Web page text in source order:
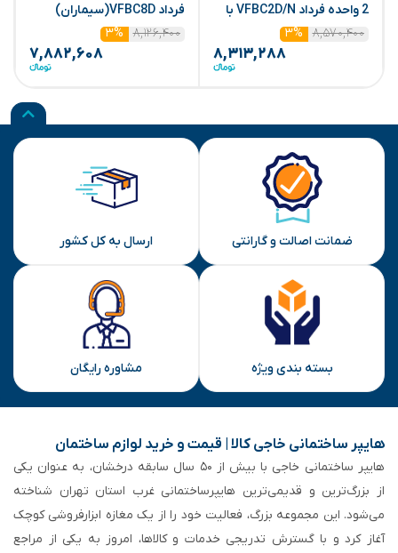
2 واحده فرداد VFBC2D/N با
ماژول(سیماران)
۸,۵۷۰,۴۰۰ ۳%
۸,۳۱۳,۲۸۸
فرداد VFBC8D(سیماران)
۸,۱۲۶,۴۰۰
۳%
۷,۸۸۲,۶۰۸
ضمانت اصالت و گارانتی ارسال به کل کشور
بسته بندی ویژه مشاوره رایگان
هایپر ساختمانی خاجی‌ کالا | قیمت و خرید لوازم ساختمان
هایپر ساختمانی خاجی‌ با بیش از ۵۰ سال سابقه‌ درخشان، به عنوان یکی
از بزرگ‌ترین و قدیمی‌ترین هایپرساختمانی‌ غرب استان تهران شناخته
می‌شود. این مجموعه بزرگ، فعالیت خود را از یک مغازه ابزارفروشی کوچک
آغاز کرد و با گسترش تدریجی خدمات و کالاها، امروز به یکی از مراجع